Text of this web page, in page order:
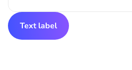
Text label